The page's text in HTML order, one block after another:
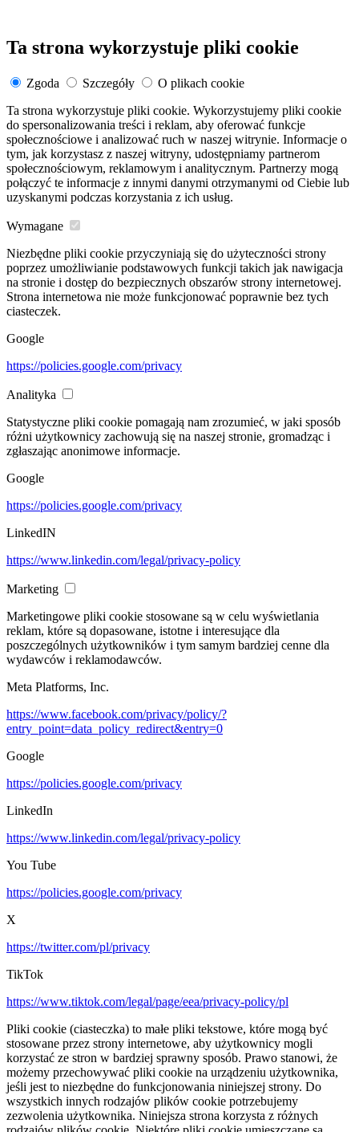
Ta strona wykorzystuje pliki cookie
Zgoda Szczegóły
O plikach cookie
Ta strona wykorzystuje pliki cookie. Wykorzystujemy pliki cookie
do spersonalizowania treści i reklam, aby oferować funkcje
społecznościowe i analizować ruch w naszej witrynie. Informacje o
tym, jak korzystasz z naszej witryny, udostępniamy partnerom
społecznościowym, reklamowym i analitycznym. Partnerzy mogą
połączyć te informacje z innymi danymi otrzymanymi od Ciebie lub
uzyskanymi podczas korzystania z ich usług.
Wymagane
Niezbędne pliki cookie przyczyniają się do użyteczności strony
poprzez umożliwianie podstawowych funkcji takich jak nawigacja
na stronie i dostęp do bezpiecznych obszarów strony internetowej.
Strona internetowa nie może funkcjonować poprawnie bez tych
ciasteczek.
Google
https://policies.google.com/privacy
Analityka
Statystyczne pliki cookie pomagają nam zrozumieć, w jaki sposób
różni użytkownicy zachowują się na naszej stronie, gromadząc i
zgłaszając anonimowe informacje.
Google
https://policies.google.com/privacy
LinkedIN
https://www.linkedin.com/legal/privacy-policy
Marketing
Marketingowe pliki cookie stosowane są w celu wyświetlania
reklam, które są dopasowane, istotne i interesujące dla
poszczególnych użytkowników i tym samym bardziej cenne dla
wydawców i reklamodawców.
Meta Platforms, Inc.
https://www.facebook.com/privacy/policy/?
entry_point=data_policy_redirect&entry=0
Google
https://policies.google.com/privacy
LinkedIn
https://www.linkedin.com/legal/privacy-policy
You Tube
https://policies.google.com/privacy
X
https://twitter.com/pl/privacy
TikTok
https://www.tiktok.com/legal/page/eea/privacy-policy/pl
Pliki cookie (ciasteczka) to małe pliki tekstowe, które mogą być
stosowane przez strony internetowe, aby użytkownicy mogli
korzystać ze stron w bardziej sprawny sposób. Prawo stanowi, że
możemy przechowywać pliki cookie na urządzeniu użytkownika,
jeśli jest to niezbędne do funkcjonowania niniejszej strony. Do
wszystkich innych rodzajów plików cookie potrzebujemy
zezwolenia użytkownika. Niniejsza strona korzysta z różnych